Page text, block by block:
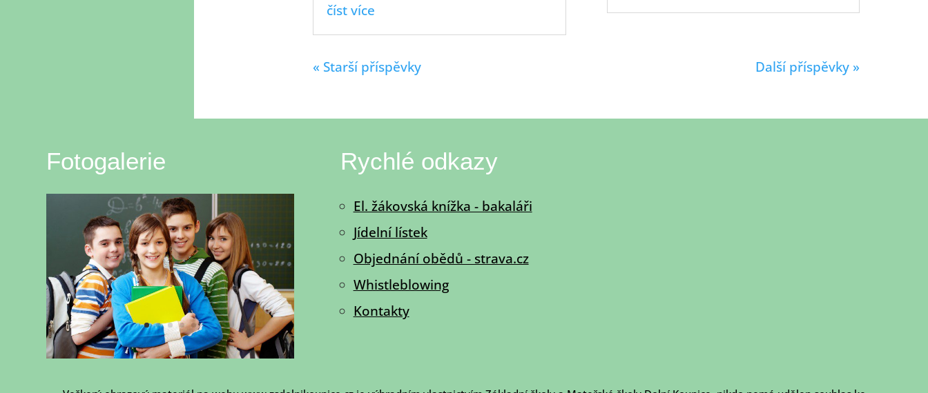
číst více
« Starší příspěvky Další příspěvky »
Fotogalerie Rychlé odkazy
El. žákovská knížka - bakaláři
Jídelní lístek
Objednání obědů - strava.cz
Whistleblowing
Kontakty